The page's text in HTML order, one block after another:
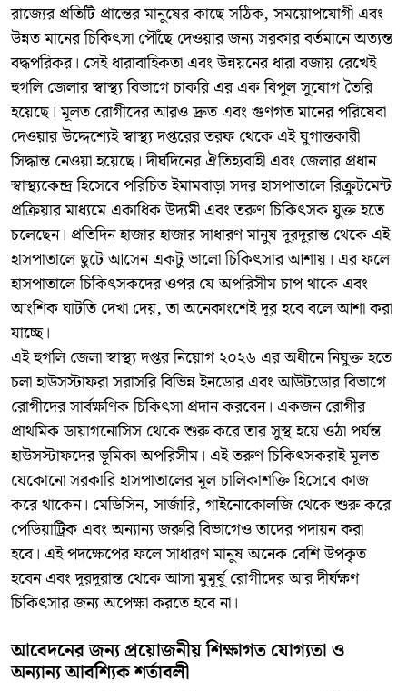
রাজ্যের প্রতিটি প্রান্তের মানুষের কাছে সঠিক, সময়োপযোগী এবং
উন্নত মানের চিকিৎসা পৌঁছে দেওয়ার জন্য সরকার বর্তমানে অত্যন্ত
বদ্ধপরিকর। সেই ধারাবাহিকতা এবং উন্নয়নের ধারা বজায় রেখেই
হুগলি জেলার স্বাস্থ্য বিভাগে চাকরি এর এক বিপুল সুযোগ তৈরি
হয়েছে। মূলত রোগীদের আরও দ্রুত এবং গুণগত মানের পরিষেবা
দেওয়ার উদ্দেশ্যেই স্বাস্থ্য দপ্তরের তরফ থেকে এই যুগান্তকারী
সিদ্ধান্ত নেওয়া হয়েছে। দীর্ঘদিনের ঐতিহ্যবাহী এবং জেলার প্রধান
স্বাস্থ্যকেন্দ্র হিসেবে পরিচিত ইমামবাড়া সদর হাসপাতালে রিক্রুটমেন্ট
প্রক্রিয়ার মাধ্যমে একাধিক উদ্যমী এবং তরুণ চিকিৎসক যুক্ত হতে
চলেছেন। প্রতিদিন হাজার হাজার সাধারণ মানুষ দূরদূরান্ত থেকে এই
হাসপাতালে ছুটে আসেন একটু ভালো চিকিৎসার আশায়। এর ফলে
হাসপাতালে চিকিৎসকদের ওপর যে অপরিসীম চাপ থাকে এবং
আংশিক ঘাটতি দেখা দেয়, তা অনেকাংশেই দূর হবে বলে আশা করা
যাচ্ছে।
এই হুগলি জেলা স্বাস্থ্য দপ্তর নিয়োগ ২০২৬ এর অধীনে নিযুক্ত হতে
চলা হাউসস্টাফরা সরাসরি বিভিন্ন ইনডোর এবং আউটডোর বিভাগে
রোগীদের সার্বক্ষণিক চিকিৎসা প্রদান করবেন। একজন রোগীর
প্রাথমিক ডায়াগনোসিস থেকে শুরু করে তার সুস্থ হয়ে ওঠা পর্যন্ত
হাউসস্টাফদের ভূমিকা অপরিসীম। এই তরুণ চিকিৎসকরাই মূলত
যেকোনো সরকারি হাসপাতালের মূল চালিকাশক্তি হিসেবে কাজ
করে থাকেন। মেডিসিন, সার্জারি, গাইনোকোলজি থেকে শুরু করে
পেডিয়াট্রিক এবং অন্যান্য জরুরি বিভাগেও তাদের পদায়ন করা
হবে। এই পদক্ষেপের ফলে সাধারণ মানুষ অনেক বেশি উপকৃত
হবেন এবং দূরদূরান্ত থেকে আসা মুমূর্ষু রোগীদের আর দীর্ঘক্ষণ
চিকিৎসার জন্য অপেক্ষা করতে হবে না।
আবেদনের জন্য প্রয়োজনীয় শিক্ষাগত যোগ্যতা ও
অন্যান্য আবশ্যিক শর্তাবলী